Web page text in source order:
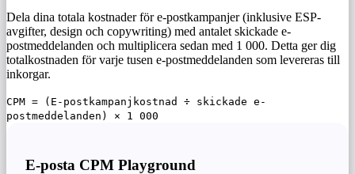
Dela dina totala kostnader för e-postkampanjer (inklusive ESP-
avgifter, design och copywriting) med antalet skickade e-
postmeddelanden och multiplicera sedan med 1 000. Detta ger dig
totalkostnaden för varje tusen e-postmeddelanden som levereras till
inkorgar.
CPM = (E-postkampanjkostnad ÷ skickade e-
postmeddelanden) × 1 000
E-posta CPM Playground